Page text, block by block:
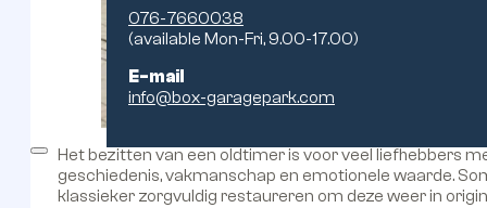
076-7660038
(available Mon-Fri, 9.00-17.00)
E-mail
info@box-garagepark.com
Het bezitten van een oldtimer is voor veel liefhebbers
geschiedenis, vakmanschap en emotionele waarde.
klassieker zorgvuldig restaureren om deze weer in